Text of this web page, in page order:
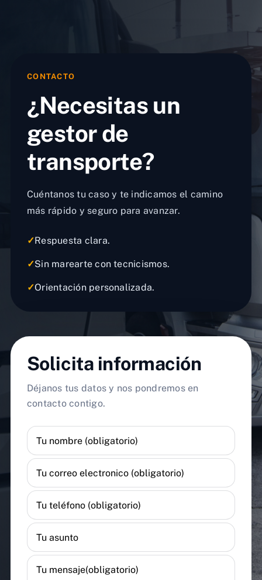
CONTACTO
¿Necesitas un
gestor de
transporte?
Cuéntanos tu caso y te indicamos el camino
más rápido y seguro para avanzar.
✓Respuesta clara.
✓Sin marearte con tecnicismos.
✓Orientación personalizada.
Solicita información
Déjanos tus datos y nos pondremos en
contacto contigo.